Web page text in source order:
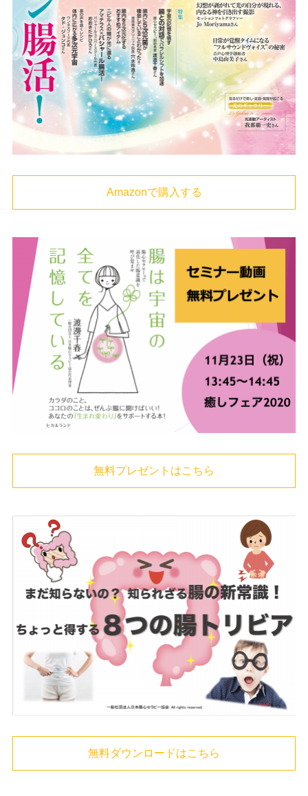
Amazonで購入する
無料プレゼントはこちら
無料ダウンロードはこちら